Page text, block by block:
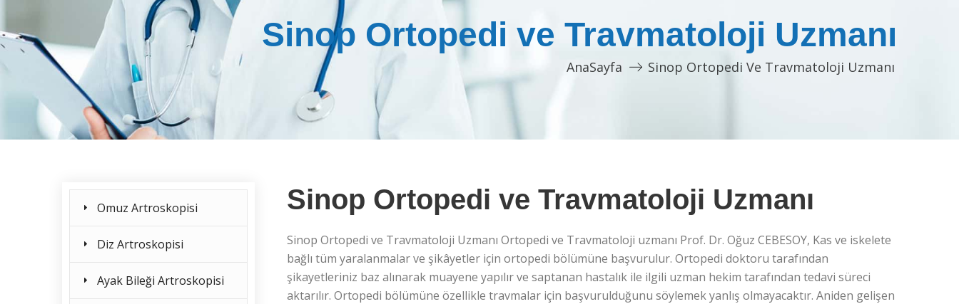
Sinop Ortopedi ve Travmatoloji Uzmanı
AnaSayfa Sinop Ortopedi Ve Travmatoloji Uzmanı
Sinop Ortopedi ve Travmatoloji Uzmanı
Sinop Ortopedi ve Travmatoloji Uzmanı Ortopedi ve Travmatoloji uzmanı Prof. Dr. Oğuz CEBESOY, Kas ve iskelete
bağlı tüm yaralanmalar ve şikâyetler için ortopedi bölümüne başvurulur. Ortopedi doktoru tarafından
şikayetleriniz baz alınarak muayene yapılır ve saptanan hastalık ile ilgili uzman hekim tarafından tedavi süreci
aktarılır. Ortopedi bölümüne özellikle travmalar için başvurulduğunu söylemek yanlış olmayacaktır. Aniden gelişen
Omuz Artroskopisi
Diz Artroskopisi
Ayak Bileği Artroskopisi